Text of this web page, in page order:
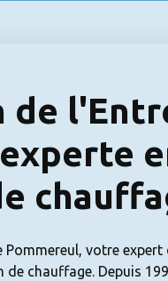
de
votre expert
chauffage. Depuis